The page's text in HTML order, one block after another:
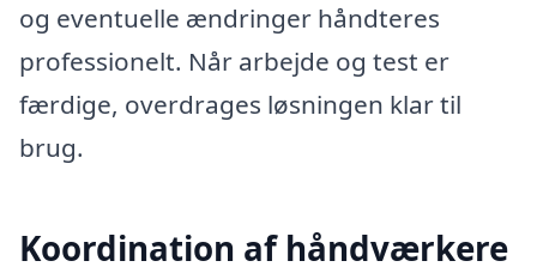
og eventuelle ændringer håndteres
professionelt. Når arbejde og test er
færdige, overdrages løsningen klar til
brug.
Koordination af håndværkere